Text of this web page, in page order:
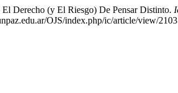
El Derecho (y El Riesgo) De Pensar Distinto.
OJS/index.php/ic/article/view/